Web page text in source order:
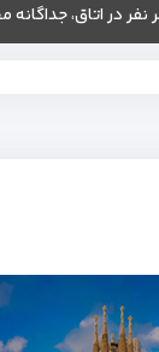
نفر در اتاق،